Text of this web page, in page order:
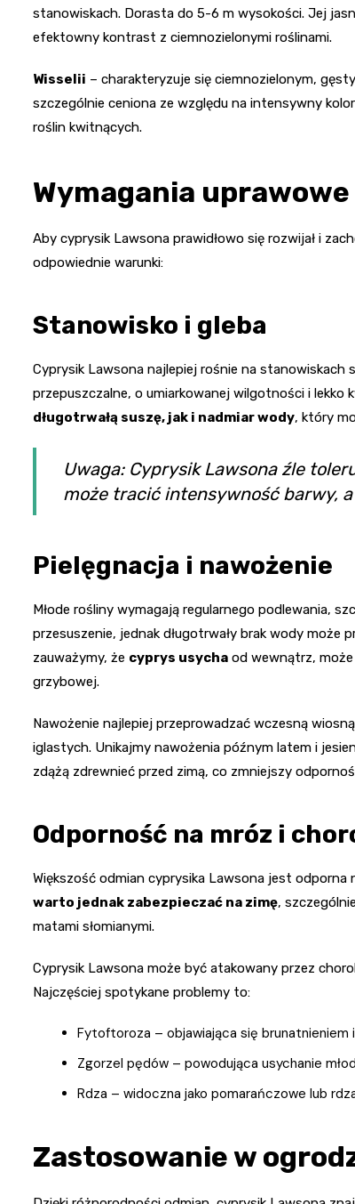
stanowiskach. Dorasta do 5-6 m wysokości. Jej
efektowny kontrast z ciemnozielonymi roślinami.
Wisselii – charakteryzuje się ciemnozielonym,
szczególnie ceniona ze względu na intensywny
roślin kwitnących.
Wymagania
Aby cyprysik Lawsona prawidłowo się rozwijał i
odpowiednie warunki:
Stanowisko i gleba
Cyprysik Lawsona najlepiej rośnie na stanowiskach
przepuszczalne, o umiarkowanej wilgotności i lekko
długotrwałą suszę, jak i nadmiar wody, który
Uwaga: Cyprysik Lawsona źle
może tracić intensywność barwy,
Pielęgnacja i nawożenie
Młode rośliny wymagają regularnego podlewania,
przesuszenie, jednak długotrwały brak wody może
zauważymy, że cyprys usycha od wewnątrz,
grzybowej.
Nawożenie najlepiej przeprowadzać wczesną
iglastych. Unikajmy nawożenia późnym latem i
zdążą zdrewnieć przed zimą, co zmniejszy
Odporność na mróz i
Większość odmian cyprysika Lawsona jest odporna
warto jednak zabezpieczać na zimę,
matami słomianymi.
Cyprysik Lawsona może być atakowany przez
Najczęściej spotykane problemy to:
Fytoftoroza – objawiająca się
Zgorzel pędów – powodująca usychanie
Rdza – widoczna jako pomarańczowe lub
Zastosowanie w